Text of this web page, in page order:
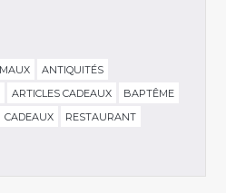
ANTIQUITÉS
ARTICLES CADEAUX
BAPTÊME
CADEAUX
RESTAURANT